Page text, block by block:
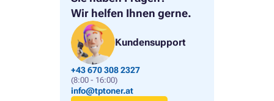
Wir helfen Ihnen gerne.
Kundensupport
+43 670 308 2327
(8:00 - 16:00)
info@tptoner.at